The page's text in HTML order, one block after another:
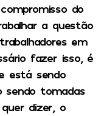
do
a questão
em
fazer isso, é
está sendo
sendo tomadas
dizer, o